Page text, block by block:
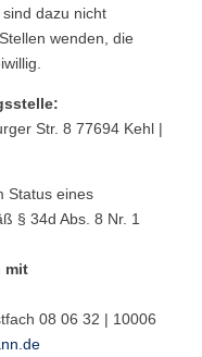
dazu nicht
wenden, die
Str. 8 77694 Kehl |
Status eines
§ 34d Abs. 8 Nr. 1
mit
08 06 32 | 10006